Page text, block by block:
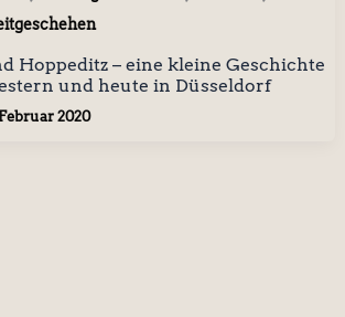
Hoppeditz – eine kleine Geschichte
und heute in Düsseldorf
2020